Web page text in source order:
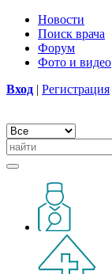
Новости
Поиск врача
Форум
Фото и видео
Вход | Регистрация